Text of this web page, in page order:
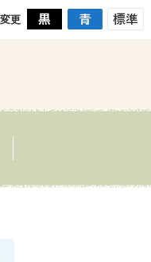
更